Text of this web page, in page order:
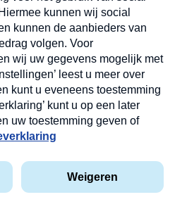
op onze
en dinsdagochtend in uw